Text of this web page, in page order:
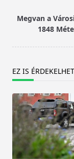
reader-
text">Page</
Megvan a
1848
EZ IS ÉRDEKELHET